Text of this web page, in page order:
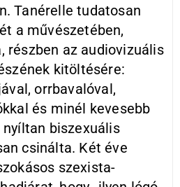
Tanérelle tudatosan
a művészetében,
részben az audiovizuális
kitöltésére:
orrbavalóval,
és minél kevesebb
biszexuális
csinálta. Két éve
szexista-